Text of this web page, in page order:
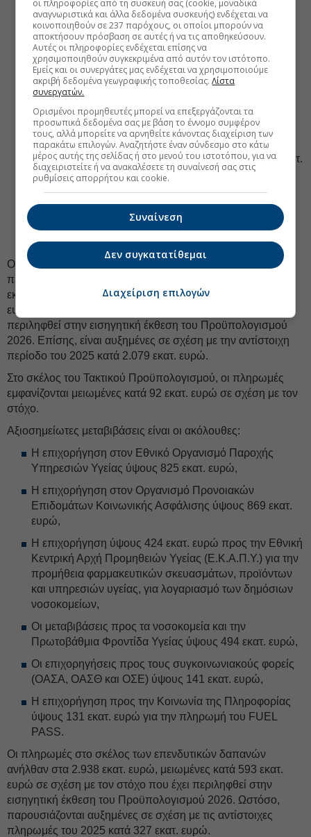
Τα έσοδα της κατηγορίας «Πωλήσεις αγαθών και
υπηρεσιών» ανήλθαν σε 338 εκατ. ευρώ, αυξημένα
κατά 191 εκατ. ευρώ έναντι του στόχου.
Τα έσοδα της κατηγορίας «Λοιπά τρέχοντα έσοδα»
ανήλθαν σε 221 εκατ. ευρώ, αυξημένα κατά 94 εκατ.
ευρώ έναντι του στόχου. Ποσό 36 εκατ. ευρώ αφορά
έσοδα ΠΔΕ, τα οποία είναι αυξημένα κατά 29 εκατ.
ευρώ έναντι του στόχου.
Οι επιστροφές εσόδων ανήλθαν σε 673 εκατ. ευρώ,
αυξημένες κατά 21 εκατ. ευρώ από τον στόχο (652 εκατ.
ευρώ).
Τα συνολικά έσοδα του Προϋπολογισμού Δημοσίων
Επενδύσεων (ΠΔΕ) ανήλθαν σε 380 εκατ. ευρώ,
αυξημένα κατά 260 εκατ. ευρώ σε σχέση με τον στόχο
(120 εκατ. ευρώ).
Οι
δαπάνες του Κρατικού Προϋπολογισμού
περίοδο Ιανουαρίου-Απριλίου 2026 ανήλθαν στα 23.288
εκατ. ευρώ και παρουσιάζονται μειωμένες κατά 685 εκατ.
ευρώ έναντι του στόχου (23.974 εκατ. ευρώ), που έχει
περιληφθεί στην εισηγητική έκθεση του Προϋπολογισμού
2026. Επίσης, είναι αυξημένες σε σχέση με την αντίστοιχη
περίοδο του 2025 κατά 2.079 εκατ. ευρώ.
Στο σκέλος του Τακτικού Προϋπολογισμού, οι πληρωμές
εμφανίζονται μειωμένες κατά 92 εκατ. ευρώ σε σχέση με τον
στόχο.
Αξιοσημείωτες μεταβιβάσεις είναι οι ακόλουθες:
Η επιχορήγηση στον Εθνικό Οργανισμό Παροχής
Υπηρεσιών Υγείας ύψους 825 εκατ. ευρώ,
Η επιχορήγηση στον Οργανισμό Προνοιακών
Επιδομάτων Κοινωνικής Ασφάλισης ύψους 869 εκατ.
ευρώ,
Η επιχορήγηση ύψους 424 εκατ. ευρώ προς την Εθνική
Κεντρική Αρχή Προμηθειών Υγείας (Ε.Κ.Α.Π.Υ.) για την
προμήθεια φαρμακευτικών σκευασμάτων, προϊόντων
και υπηρεσιών υγείας, για λογαριασμό των δημόσιων
νοσοκομείων,
Οι μεταβιβάσεις προς τα νοσοκομεία και την
Πρωτοβάθμια Φροντίδα Υγείας ύψους 494 εκατ. ευρώ,
Οι επιχορηγήσεις προς τους συγκοινωνιακούς φορείς
(ΟΑΣΑ, ΟΑΣΘ και ΟΣΕ) ύψους 141 εκατ. ευρώ,
Η επιχορήγηση προς την Κοινωνία της Πληροφορίας
ύψους 131 εκατ. ευρώ για την πληρωμή του FUEL
PASS.
Οι πληρωμές στο σκέλος των επενδυτικών δαπανών
ανήλθαν στα 2.938 εκατ. ευρώ, μειωμένες κατά 593 εκατ.
ευρώ σε σχέση με τον στόχο που έχει περιληφθεί στην
εισηγητική έκθεση του Προϋπολογισμού 2026. Ωστόσο,
παρουσιάζονται αυξημένες σε σχέση με τις αντίστοιχες
πληρωμές του 2025 κατά 327 εκατ. ευρώ.
οι πληροφορίες από τη συσκευή σας (cookie, μοναδικά
αναγνωριστικά και άλλα δεδομένα συσκευής) ενδέχεται να
κοινοποιηθούν σε 237 παρόχους, οι οποίοι μπορούν να
αποκτήσουν πρόσβαση σε αυτές ή να τις αποθηκεύσουν.
Αυτές οι πληροφορίες ενδέχεται επίσης να
χρησιμοποιηθούν συγκεκριμένα από αυτόν τον ιστότοπο.
Εμείς και οι συνεργάτες μας ενδέχεται να χρησιμοποιούμε
ακριβή δεδομένα γεωγραφικής τοποθεσίας.Λίστα
συνεργατών.
Ορισμένοι προμηθευτές μπορεί να επεξεργάζονται τα
προσωπικά δεδομένα σας με βάση το έννομο συμφέρον
τους, αλλά μπορείτε να αρνηθείτε κάνοντας διαχείριση των
παρακάτω επιλογών. Αναζητήστε έναν σύνδεσμο στο κάτω
μέρος αυτής της σελίδας ή στο μενού του ιστοτόπου, για να
διαχειριστείτε ή να ανακαλέσετε τη συναίνεσή σας στις
ρυθμίσεις απορρήτου και cookie.
Συναίνεση
Δεν συγκατατίθεμαι
Διαχείριση επιλογών